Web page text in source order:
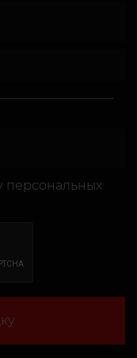
персональных